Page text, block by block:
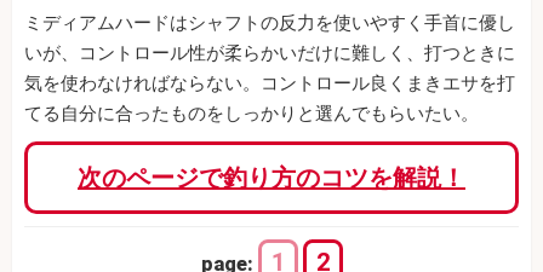
ミディアムハードはシャフトの反力を使いやすく手首に優し
いが、コントロール性が柔らかいだけに難しく、打つときに
気を使わなければならない。コントロール良くまきエサを打
てる自分に合ったものをしっかりと選んでもらいたい。
次のページで釣り方のコツを解説！
page: 1 2